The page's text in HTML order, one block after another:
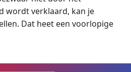
wordt verklaard, kan je
Dat heet een voorlopige